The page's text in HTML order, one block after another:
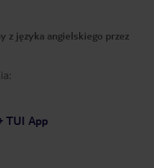
z języka angielskiego przez
TUI App